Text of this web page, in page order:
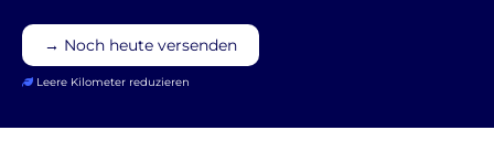
→ Noch heute versenden
Leere Kilometer reduzieren